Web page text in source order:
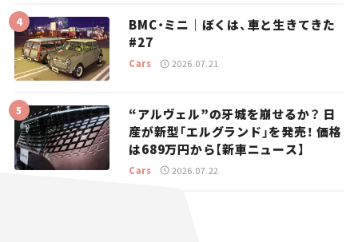
BMC・ミニ｜ぼくは、車と生きてきた
#27
Cars 2026.07.21
“アルヴェル”の牙城を崩せるか？ 日
産が新型「エルグランド」を発売！ 価格
は689万円から【新車ニュース】
Cars 2026.07.22